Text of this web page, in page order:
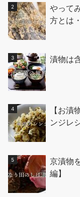
やって
方とは
漬物は
【お
ンジレ
京漬物
編】